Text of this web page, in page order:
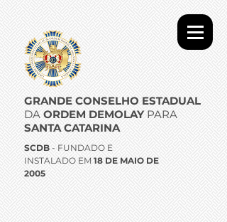
GRANDE CONSELHO ESTADUAL
DA ORDEM DEMOLAYPARA
SANTA CATARINA
SCDB - FUNDADO E
INSTALADO EM 18 DE MAIO DE
2005